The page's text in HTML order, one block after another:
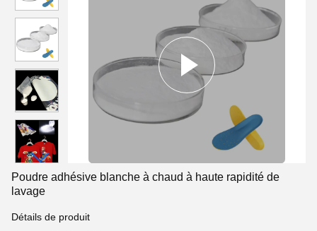
Poudre adhésive blanche à chaud à haute rapidité de
lavage
Détails de produit